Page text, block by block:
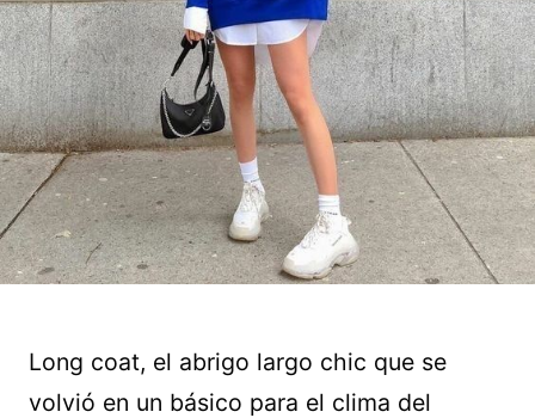
Long coat, el abrigo largo chic que se
volvió en un básico para el clima del